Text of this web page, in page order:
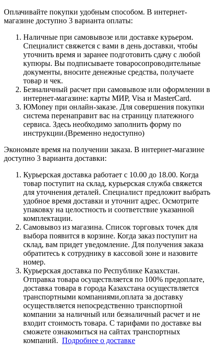
Оплачивайте покупки удобным способом. В интернет-
магазине доступно 3 варианта оплаты:
Наличные при самовывозе или доставке курьером.
Специалист свяжется с вами в день доставки, чтобы
уточнить время и заранее подготовить сдачу с любой
купюры. Вы подписываете товаросопроводительные
документы, вносите денежные средства, получаете
товар и чек.
Безналичный расчет при самовывозе или оформлении в
интернет-магазине: карты МИР, Visa и MasterCard.
ЮMoney при онлайн-заказе. Для совершения покупки
система перенаправит вас на страницу платежного
сервиса. Здесь необходимо заполнить форму по
инструкции.(Временно недоступно)
Экономьте время на получении заказа. В интернет-магазине
доступно 3 варианта доставки:
Курьерская доставка работает с 10.00 до 18.00. Когда
товар поступит на склад, курьерская служба свяжется
для уточнения деталей. Специалист предложит выбрать
удобное время доставки и уточнит адрес. Осмотрите
упаковку на целостность и соответствие указанной
комплектации.
Самовывоз из магазина. Список торговых точек для
выбора появится в корзине. Когда заказ поступит на
склад, вам придет уведомление. Для получения заказа
обратитесь к сотруднику в кассовой зоне и назовите
номер.
Курьерская доставка по Республике Казахстан.
Отправка товара осуществляется по 100% предоплате,
доставка товара в города Казахстана осуществляется
транспортными компаниями,оплата за доставку
осуществляется непосредственно транспортной
компании за наличный или безналичный расчет и не
входит стоимость товара. С тарифами по доставке вы
сможете ознакомиться на сайтах транспортных
компаний. Подробнее о доставке